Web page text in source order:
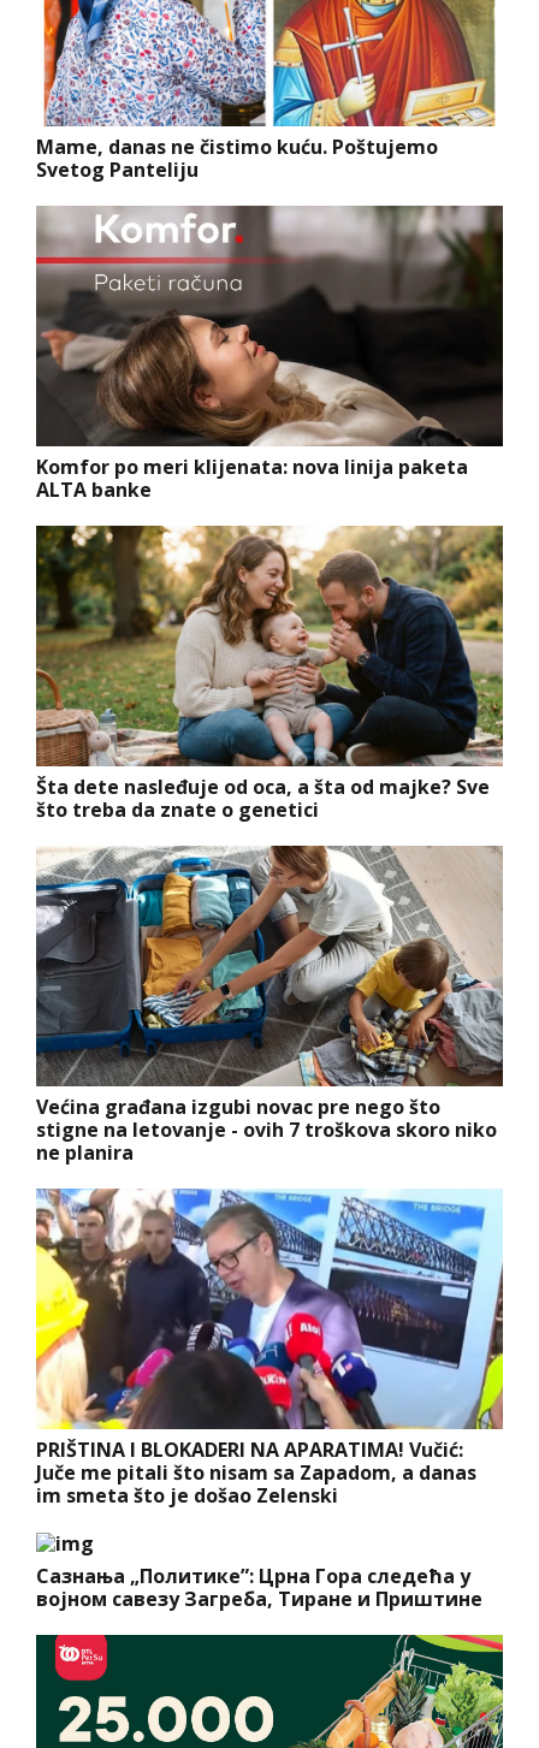
Mame, danas ne čistimo kuću. Poštujemo
Svetog Panteliju
Komfor po meri klijenata: nova linija paketa
ALTA banke
Šta dete nasleđuje od oca, a šta od majke? Sve
što treba da znate o genetici
Većina građana izgubi novac pre nego što
stigne na letovanje - ovih 7 troškova skoro niko
ne planira
PRIŠTINA I BLOKADERI NA APARATIMA! Vučić:
Juče me pitali što nisam sa Zapadom, a danas
im smeta što je došao Zelenski
Сазнања „Политике”: Црна Гора следећа у
војном савезу Загреба, Тиране и Приштине